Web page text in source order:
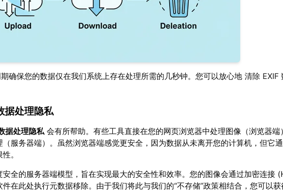
确保您的数据仅在我们系统上存在处理所需的几秒钟。您可以放心地 清除 EXIF
据处理隐私
据处理隐私 会有所帮助。有些工具直接在您的网页浏览器中处理图像（浏览器端
服务器端）。虽然浏览器端感觉更安全，因为数据从未离开您的计算机，但它
。
全的服务器端模型，旨在实现最大的安全性和效率。您的图像会通过加密连接
在此处执行元数据移除。由于我们将此与我们的“不存储”政策相结合，您可以